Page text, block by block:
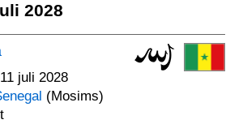
2028
juli 2028
(Mosims)